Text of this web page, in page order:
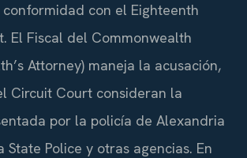
con el Eighteenth
El Fiscal del Commonwealth
Attorney) maneja la acusación,
Circuit Court consideran la
por la policía de Alexandria
State Police y otras agencias. En